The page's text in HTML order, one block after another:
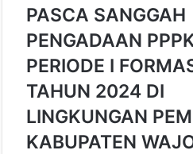
PASCA SANGGAH
PENGADAAN
PERIODE I
TAHUN 2024 DI
LINGKUNGAN
KABUPATEN